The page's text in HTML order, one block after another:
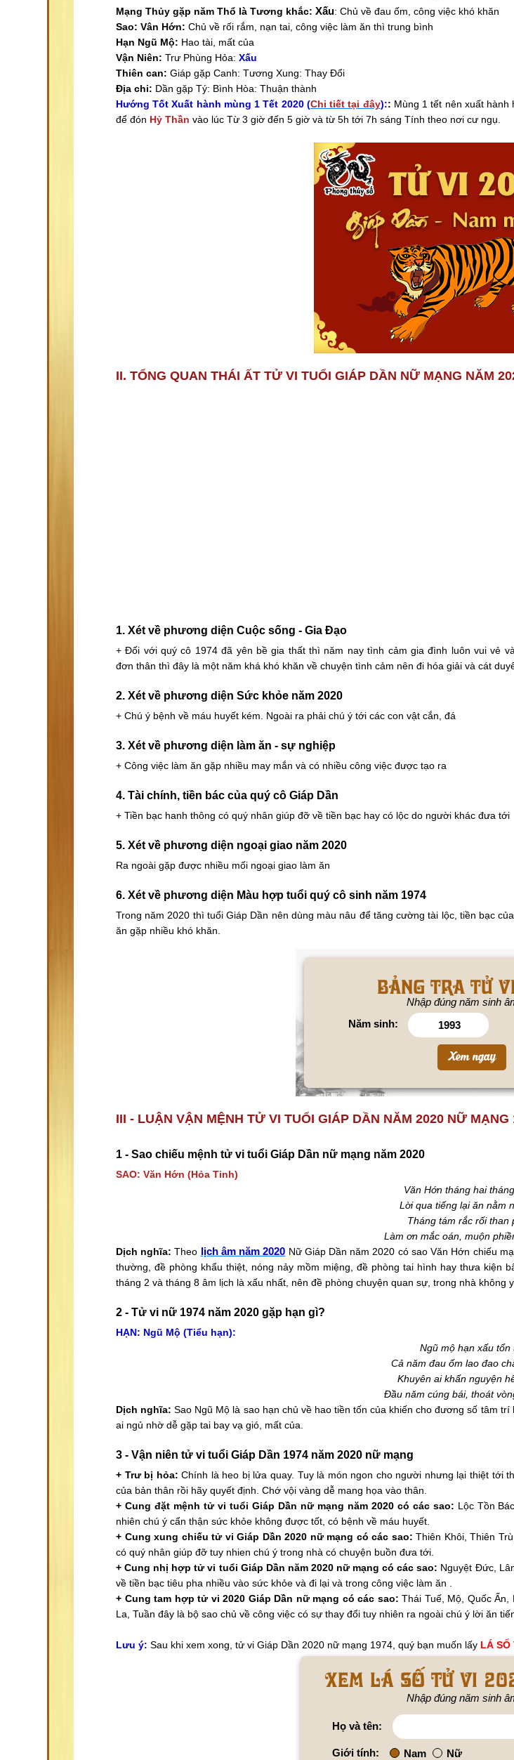
Mạng Thủy gặp năm Thổ là Tương khắc: Xấu: Chủ về đau ốm, công việc khó khăn
Sao: Vân Hớn: Chủ về rối rắm, nạn tai, công việc làm ăn thì trung bình
Hạn Ngũ Mộ: Hao tài, mất của
Vận Niên: Trư Phùng Hỏa: Xấu
Thiên can: Giáp gặp Canh: Tương Xung: Thay Đổi
Địa chi: Dần gặp Tý: Bình Hòa: Thuận thành
Hướng Tốt Xuất hành mùng 1 Tết 2020 (Chi tiết tại đây):: Mùng 1 tết nên xuất
để đón Hỷ Thần vào lúc Từ 3 giờ đến 5 giờ và từ 5h tới 7h sáng Tính theo nơi cư ngụ.
II. TỔNG QUAN THÁI ẤT TỬ VI TUỔI GIÁP DẦN NỮ MẠNG NĂM
1. Xét về phương diện Cuộc sống - Gia Đạo
+ Đối với quý cô 1974 đã yên bề gia thất thì năm nay tình cảm gia đình luôn vui vẻ
đơn thân thì đây là một năm khá khó khăn về chuyện tình cảm nên đi hóa giải và cát
2. Xét về phương diện Sức khỏe năm 2020
+ Chú ý bệnh về máu huyết kém. Ngoài ra phải chú ý tới các con vật cắn, đá
3. Xét về phương diện làm ăn - sự nghiệp
+ Công việc làm ăn gặp nhiều may mắn và có nhiều công việc được tạo ra
4. Tài chính, tiền bác của quý cô Giáp Dần
+ Tiền bạc hanh thông có quý nhân giúp đỡ về tiền bạc hay có lộc do người khác đưa tới
5. Xét về phương diện ngoại giao năm 2020
Ra ngoài gặp được nhiều mối ngoại giao làm ăn
6. Xét về phương diện Màu hợp tuổi quý cô sinh năm 1974
Trong năm 2020 thì tuổi Giáp Dần nên dùng màu nâu để tăng cường tài lộc, tiền bạc
ăn gặp nhiều khó khăn.
Bảng tra tử
Nhập đúng năm sinh
Năm sinh:
III - LUẬN VẬN MỆNH TỬ VI TUỔI GIÁP DẦN NĂM 2020 NỮ MẠNG
1 - Sao chiếu mệnh tử vi tuổi Giáp Dần nữ mạng năm 2020
SAO: Văn Hớn (Hỏa Tinh)
Văn Hớn tháng hai
Lời qua tiếng lại ăn nằm
Tháng tám rắc rối than
Làm ơn mắc oán, muộn
Dịch nghĩa: Theo lịch âm năm 2020 Nữ Giáp Dần năm 2020 có sao Văn Hớn chiếu
thường, đề phòng khẩu thiệt, nóng nảy mồm miệng, đề phòng tai hình hay thưa kiện
tháng 2 và tháng 8 âm lịch là xấu nhất, nên đề phòng chuyện quan sự, trong nhà không
2 - Tử vi nữ 1974 năm 2020 gặp hạn gì?
HẠN: Ngũ Mộ (Tiểu hạn):
Ngũ mộ hạn xấu tổn
Cả năm đau ốm lao đao
Khuyên ai khấn nguyện
Đầu năm cúng bái, thoát
Dịch nghĩa:Sao Ngũ Mộ là sao hạn chủ về hao tiền tốn của khiến cho đương số tâm
ai ngủ nhờ dễ gặp tai bay vạ gió, mất của.
3 - Vận niên tử vi tuổi Giáp Dần 1974 năm 2020 nữ mạng
+ Trư bị hỏa: Chính là heo bị lửa quay. Tuy là món ngon cho người nhưng lại thiệt tới
của bản thân rồi hãy quyết định. Chớ vội vàng dễ mang họa vào thân.
+ Cung đặt mệnh tử vi tuổi Giáp Dần nữ mạng năm 2020 có các sao: Lộc Tồn
nhiên chú ý cẩn thận sức khỏe không được tốt, có bệnh về máu huyết.
+ Cung xung chiếu tử vi Giáp Dần 2020 nữ mạng có các sao: Thiên Khôi, Thiên
có quý nhân giúp đỡ tuy nhien chú ý trong nhà có chuyện buồn đưa tới.
+ Cung nhị hợp tử vi tuổi Giáp Dần năm 2020 nữ mạng có các sao: Nguyệt Đức,
về tiền bạc tiêu pha nhiều vào sức khỏe và đi lại và trong công việc làm ăn .
+ Cung tam hợp tử vi 2020 Giáp Dần nữ mạng có các sao:Thái Tuế, Mộ, Quốc
La, Tuần đây là bộ sao chủ về công việc có sự thay đổi tuy nhiên ra ngoài chú ý lời ăn
Lưu ý: Sau khi xem xong, tử vi Giáp Dần 2020 nữ mạng 1974, quý bạn muốn lấy LÁ SỐ
Xem lá số tử vi
Nhập đúng năm sinh
Họ và tên:
Giới tính: Nam Nữ